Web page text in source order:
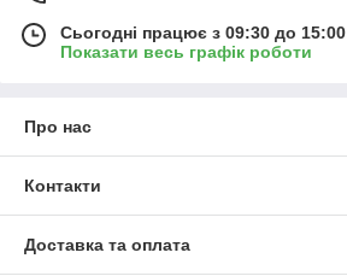
Сьогодні працює з 09:30 до 15:00
Показати весь графік роботи
Про нас
Контакти
Доставка та оплата